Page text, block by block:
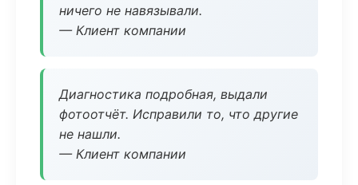
ничего не навязывали.
— Клиент компании
Диагностика подробная, выдали
фотоотчёт. Исправили то, что другие
не нашли.
— Клиент компании